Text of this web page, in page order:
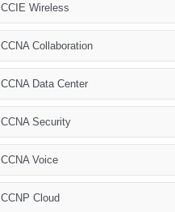
CCIE Wireless
CCNA Collaboration
CCNA Data Center
CCNA Security
CCNA Voice
CCNP Cloud